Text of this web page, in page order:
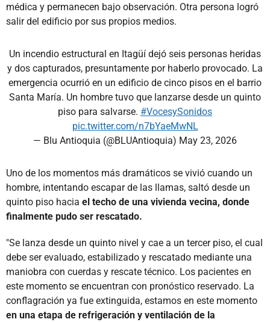
médica y permanecen bajo observación. Otra persona logró
salir del edificio por sus propios medios.
Un incendio estructural en Itagüí dejó seis personas heridas
y dos capturados, presuntamente por haberlo provocado. La
emergencia ocurrió en un edificio de cinco pisos en el barrio
Santa María. Un hombre tuvo que lanzarse desde un quinto
piso para salvarse. #VocesySonidos
pic.twitter.com/n7bYaeMwNL
— Blu Antioquia (@BLUAntioquia) May 23, 2026
Uno de los momentos más dramáticos se vivió cuando un
hombre, intentando escapar de las llamas, saltó desde un
quinto piso hacia el techo de una vivienda vecina, donde
finalmente pudo ser rescatado.
"Se lanza desde un quinto nivel y cae a un tercer piso, el cual
debe ser evaluado, estabilizado y rescatado mediante una
maniobra con cuerdas y rescate técnico. Los pacientes en
este momento se encuentran con pronóstico reservado. La
conflagración ya fue extinguida, estamos en este momento
en una etapa de refrigeración y ventilación de la